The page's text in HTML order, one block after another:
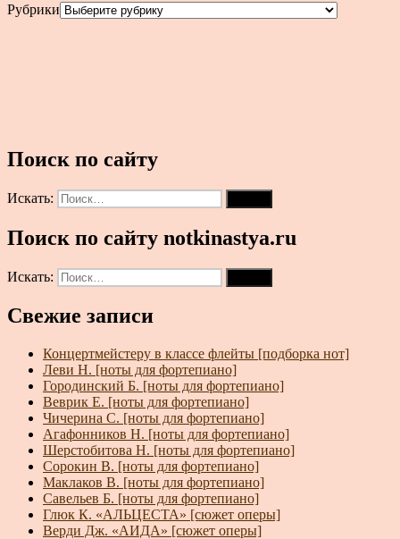
Рубрики
Поиск по сайту
Искать:
Поиск по сайту notkinastya.ru
Искать:
Свежие записи
Концертмейстеру в классе флейты [подборка нот]
Леви Н. [ноты для фортепиано]
Городинский Б. [ноты для фортепиано]
Веврик Е. [ноты для фортепиано]
Чичерина С. [ноты для фортепиано]
Агафонников Н. [ноты для фортепиано]
Шерстобитова Н. [ноты для фортепиано]
Сорокин В. [ноты для фортепиано]
Маклаков В. [ноты для фортепиано]
Савельев Б. [ноты для фортепиано]
Глюк К. «АЛЬЦЕСТА» [сюжет оперы]
Верди Дж. «АИДА» [сюжет оперы]